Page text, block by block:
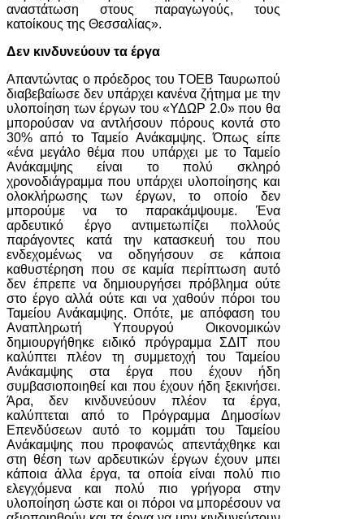
αναστάτωση στους παραγωγούς, τους
κατοίκους της Θεσσαλίας».
Δεν κινδυνεύουν τα έργα
Απαντώντας ο πρόεδρος του ΤΟΕΒ Ταυρωπού
διαβεβαίωσε δεν υπάρχει κανένα ζήτημα με την
υλοποίηση των έργων του «ΥΔΩΡ 2.0» που θα
μπορούσαν να αντλήσουν πόρους κοντά στο
30% από το Ταμείο Ανάκαμψης. Όπως είπε
«ένα μεγάλο θέμα που υπάρχει με το Ταμείο
Ανάκαμψης είναι το πολύ σκληρό
χρονοδιάγραμμα που υπάρχει υλοποίησης και
ολοκλήρωσης των έργων, το οποίο δεν
μπορούμε να το παρακάμψουμε. Ένα
αρδευτικό έργο αντιμετωπίζει πολλούς
παράγοντες κατά την κατασκευή του που
ενδεχομένως να οδηγήσουν σε κάποια
καθυστέρηση που σε καμία περίπτωση αυτό
δεν έπρεπε να δημιουργήσει πρόβλημα ούτε
στο έργο αλλά ούτε και να χαθούν πόροι του
Ταμείου Ανάκαμψης. Οπότε, με απόφαση του
Αναπληρωτή Υπουργού Οικονομικών
δημιουργήθηκε ειδικό πρόγραμμα ΣΔΙΤ που
καλύπτει πλέον τη συμμετοχή του Ταμείου
Ανάκαμψης στα έργα που έχουν ήδη
συμβασιοποιηθεί και που έχουν ήδη ξεκινήσει.
Άρα, δεν κινδυνεύουν πλέον τα έργα,
καλύπτεται από το Πρόγραμμα Δημοσίων
Επενδύσεων αυτό το κομμάτι του Ταμείου
Ανάκαμψης που προφανώς απεντάχθηκε και
στη θέση των αρδευτικών έργων έχουν μπει
κάποια άλλα έργα, τα οποία είναι πολύ πιο
ελεγχόμενα και πολύ πιο γρήγορα στην
υλοποίηση ώστε και οι πόροι να μπορέσουν να